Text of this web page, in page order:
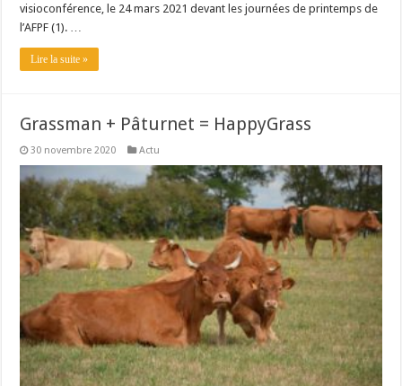
visioconférence, le 24 mars 2021 devant les journées de printemps de
l’AFPF (1). …
Lire la suite »
Grassman + Pâturnet = HappyGrass
30 novembre 2020 Actu